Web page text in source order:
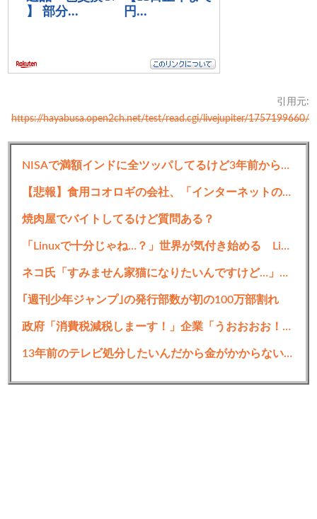
引用元:
https://hayabusa.open2ch.net/test/read.cgi/livejupiter/1757199660/
NISAで満額インドに全ツッパしてるけど3年前から微塵も増えてない
【悲報】食用コオロギの会社、「インターネットのデマ」のせいで倒産ｗｗｗｗｗ
焼肉屋でバイトしてるけど質問ある？
「Linuxで十分じゃね…？」世界が気付き始める Linuxの市場シェアが初めて10%超える
ネコ氏「すみません家猫になりたいんですけど…」ワイ「え、人間の家なんだが…」→
｢週刊少年ジャンプ｣の発行部数が初の100万部割れ
政府「消費税減税しまーす！」企業「うおおおお！便乗値上げタイムきたっ！減税分値上げするぞ～！！」
13年前のテレビ処分したいんだから金がかからない方法ない？